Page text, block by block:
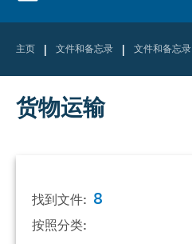
主页 | 文件和备忘录 | 文件和备忘录
货物运输
找到文件: 8
按照分类: